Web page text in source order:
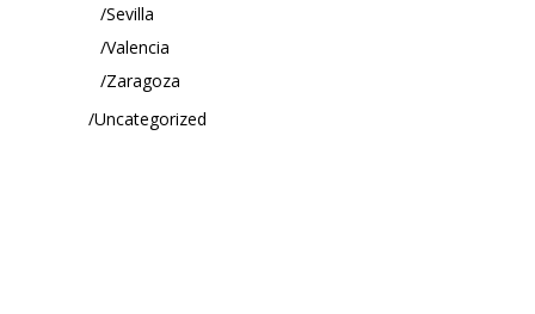
Sevilla
Valencia
Zaragoza
Uncategorized